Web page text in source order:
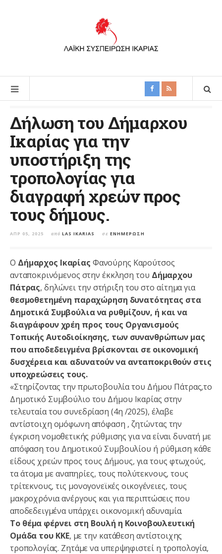
Δήλωση του Δήμαρχου
Ικαρίας για την
υποστήριξη της
τροπολογίας για
διαγραφή χρεών προς
τους δήμους.
ΑΠΡ 05, 2025 από LAS IKARIAS σε ΕΝΗΜΈΡΩΣΗ
Ο Δήμαρχος Ικαρίας Φανούρης Καρούτσος
ανταποκρινόμενος στην έκκληση του Δήμαρχου
Πάτρας, δηλώνει την στήριξη του στο αίτημα για
θεσμοθετημένη παραχώρηση δυνατότητας στα
Δημοτικά Συμβούλια να ρυθμίζουν, ή και να
διαγράφουν χρέη προς τους Οργανισμούς
Τοπικής Αυτοδιοίκησης, των συνανθρώπων μας
που αποδεδειγμένα βρίσκονται σε οικονομική
δυσχέρεια και αδυνατούν να ανταποκριθούν στις
υποχρεώσεις τους.
«Στηρίζοντας την πρωτοβουλία του Δήμου Πάτρας,το
Δημοτικό Συμβούλιο του Δήμου Ικαρίας στην
τελευταία του συνεδρίαση (4η /2025), έλαβε
αντίστοιχη ομόφωνη απόφαση , ζητώντας την
έγκριση νομοθετικής ρύθμισης για να είναι δυνατή με
απόφαση του Δημοτικού Συμβουλίου ή ρύθμιση κάθε
είδους χρεών προς τους Δήμους, για τους φτωχούς,
τα άτομα με αναπηρίες, τους πολύτεκνους, τους
τρίτεκνους, τις μονογονεϊκές οικογένειες, τους
μακροχρόνια ανέργους και για περιπτώσεις που
αποδεδειγμένα υπάρχει οικονομική αδυναμία.
Το θέμα φέρνει στη Βουλή η Κοινοβουλευτική
Ομάδα του ΚΚΕ, με την κατάθεση αντίστοιχης
τροπολογίας. Ζητάμε να υπερψηφιστεί η τροπολογία,